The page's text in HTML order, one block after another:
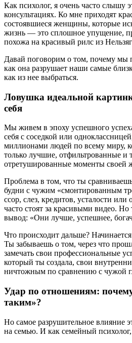
Как психолог, я очень часто слышу
консультациях. Ко мне приходят
состоявшиеся женщины, которые
жизнь — это сплошное упущение,
похожа на красивый рилс из
Давай поговорим о том, почему мы
как она разрушает наши самые
как из нее выбраться.
Ловушка идеальной
себя
Мы живем в эпоху успешного
себя с соседкой или
миллионами людей по всему миру,
только лучшие, отфильтрованные и
отретушированные моменты своей
Проблема в том, что ты
будни с чужим «смонтированным
ссор, слез, кредитов, усталости или
часто стоят за красивыми видео. Но
вывод: «Они лучше, успешнее,
Что происходит дальше?
Ты забываешь о том, через что
замечать свои профессиональные
который ты создала, свои
ничтожным по сравнению с чужой
Удар по отношениям:
таким»?
Но самое разрушительное влияние
на семью. И как семейный